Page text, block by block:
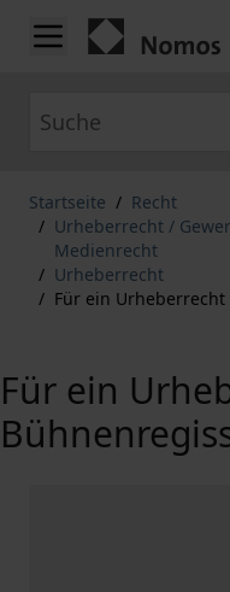
Zum Inhalt springen
Startseite / Recht
/ Urheberrecht /
Medienrecht
/ Urheberrecht
/ Für ein
Für ein